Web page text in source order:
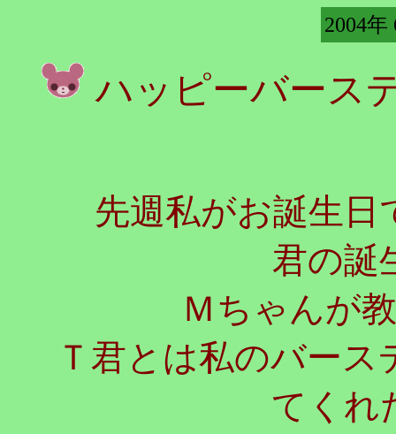
2004年
ハッピーバース
先週私がお誕生日
君の誕
Ｍちゃんが
Ｔ君とは私のバー
てくれ